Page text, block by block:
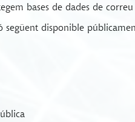
bases de dades de
següent disponible